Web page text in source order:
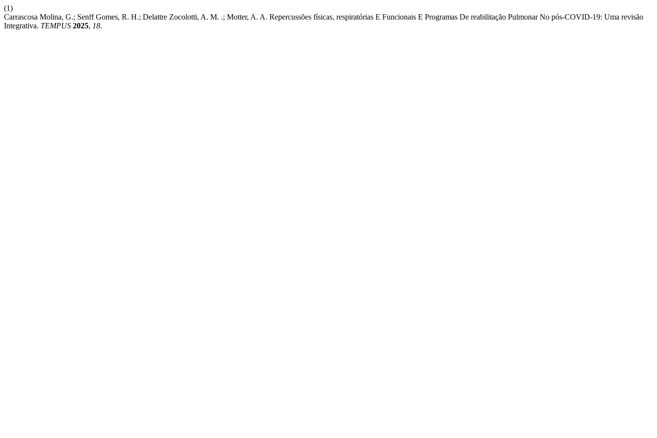
(1)
Carrascosa Molina, G.; Senff Gomes, R. H.; Delattre Zocolotti, A. M. .; Motter, A. A. Repercussões físicas, respiratórias E Funcionais E Programas De reabilitação Pulmonar No pós-COVID-19: Uma revisão
Integrativa. TEMPUS 2025, 18.